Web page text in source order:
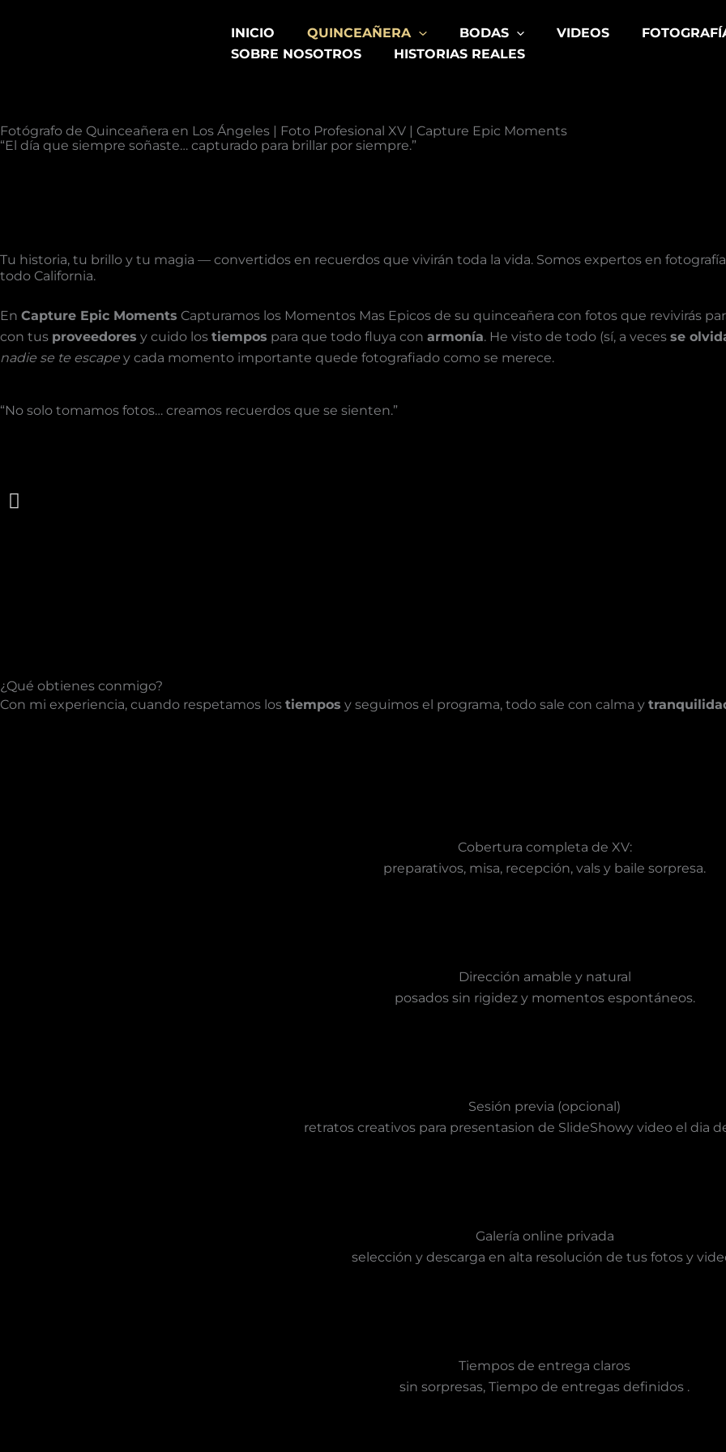
INICIO QUINCEAÑERA BODAS VIDEOS
SOBRE NOSOTROS
HISTORIAS REALES
Fotógrafo de Quinceañera en Los Ángeles | Foto Profesional XV | Capture Epic Moments
“El día que siempre soñaste… capturado para brillar por siempre.”
Tu historia, tu brillo y tu magia — convertidos en recuerdos que vivirán toda la vida. Somos expertos en
todo California.
En Capture Epic Moments Capturamos los Momentos Mas Epicos de su quinceañera con fotos que revivirás
con tus proveedores y cuido los tiempos para que todo fluya con armonía. He visto de todo (sí, a veces se
nadie se te escape y cada momento importante quede fotografiado como se merece.
“No solo tomamos fotos… creamos recuerdos que se sienten.”
¿Qué obtienes conmigo?
Con mi experiencia, cuando respetamos los tiempos y seguimos el programa, todo sale con calma y
Cobertura completa de XV:
preparativos, misa, recepción, vals y baile sorpresa.
Dirección amable y natural
posados sin rigidez y momentos espontáneos.
Sesión previa (opcional)
retratos creativos para presentasion de SlideShowy video el dia
Galería online privada
selección y descarga en alta resolución de tus fotos y
Tiempos de entrega claros
sin sorpresas, Tiempo de entregas definidos .